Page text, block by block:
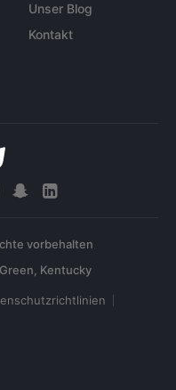
Unser Blog
Kontakt
vorbehalten